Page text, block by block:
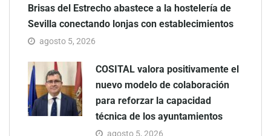
Brisas del Estrecho abastece a la hostelería de
Sevilla conectando lonjas con establecimientos
agosto 5, 2026
COSITAL valora positivamente el
nuevo modelo de colaboración
para reforzar la capacidad
técnica de los ayuntamientos
agosto 5, 2026